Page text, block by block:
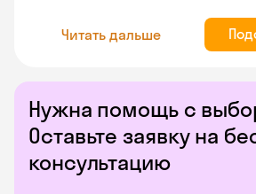
Нужна помощь с
Оставьте заявку на
консультацию
Читать дальше